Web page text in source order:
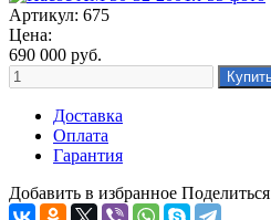
Артикул: 675
Цена:
690 000 руб.
Доставка
Оплата
Гарантия
Добавить в избранное Поделиться